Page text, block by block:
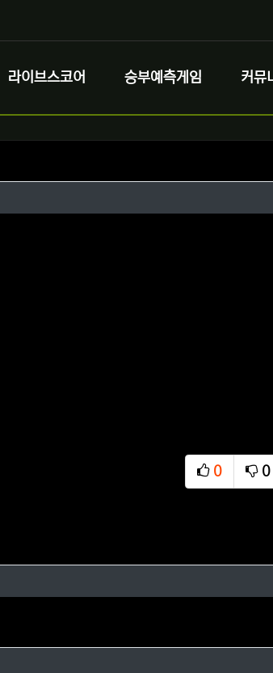
라이브스코어 승부예측게임 커뮤
0
추천
0
비